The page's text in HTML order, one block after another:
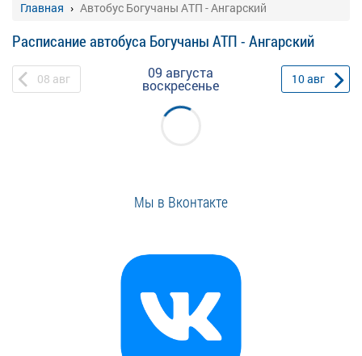
Главная Автобус Богучаны АТП - Ангарский
Расписание автобуса Богучаны АТП - Ангарский
08 авг 09 августа
воскресенье 10авг
Мы в Вконтакте